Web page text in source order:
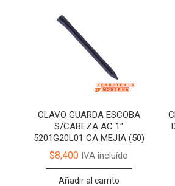
CLAVO GUARDA ESCOBA
S/CABEZA AC 1″
5201G20L01 CA MEJIA (50)
$8,400 IVA incluído
Añadir al carrito